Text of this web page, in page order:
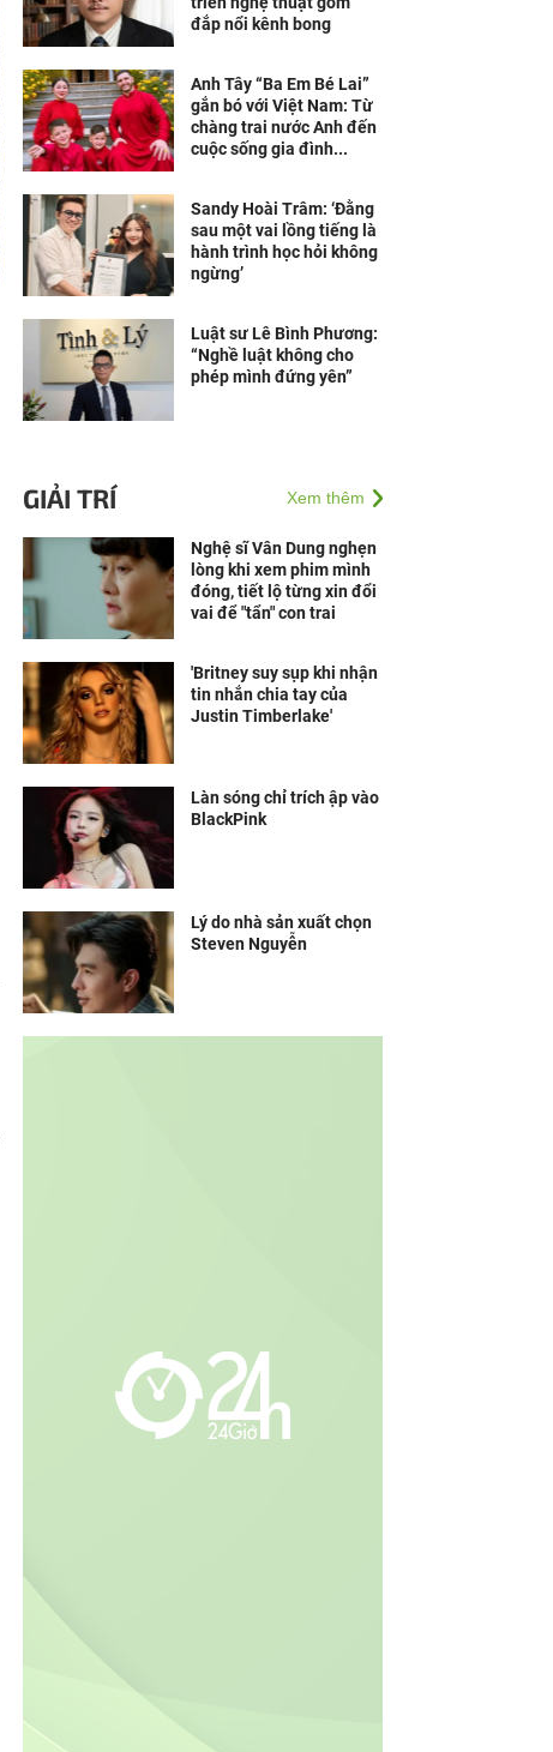
đắp nổi kênh bong
Anh Tây “Ba Em Bé Lai”
gắn bó với Việt Nam: Từ
chàng trai nước Anh đến
cuộc sống gia đình...
Sandy Hoài Trâm: ‘Đằng
sau một vai lồng tiếng là
hành trình học hỏi không
ngừng’
Luật sư Lê Bình Phương:
“Nghề luật không cho
phép mình đứng yên”
GIẢI TRÍ Xem thêm
Nghệ sĩ Vân Dung nghẹn
lòng khi xem phim mình
đóng, tiết lộ từng xin đổi
vai để "tẩn" con trai
'Britney suy sụp khi nhận
tin nhắn chia tay của
Justin Timberlake'
Làn sóng chỉ trích ập vào
BlackPink
Lý do nhà sản xuất chọn
Steven Nguyễn